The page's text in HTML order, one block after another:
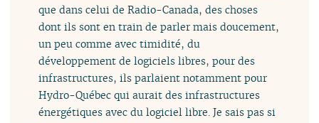
que dans celui de Radio-Canada, des choses
dont ils sont en train de parler mais doucement,
un peu comme avec timidité, du
développement de logiciels libres, pour des
infrastructures, ils parlaient notamment pour
Hydro-Québec qui aurait des infrastructures
énergétiques avec du logiciel libre. Je sais pas si